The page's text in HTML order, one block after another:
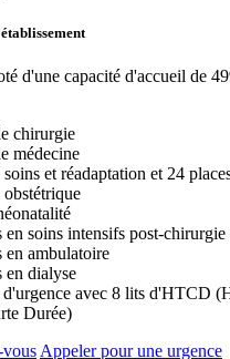
d'une capacité d'accueil de
chirurgie
médecine
et réadaptation et 24
en soins intensifs post-
en ambulatoire
en dialyse
d'urgence avec 8 lits d'HTCD
Durée)
vous Appeler pour une urgence